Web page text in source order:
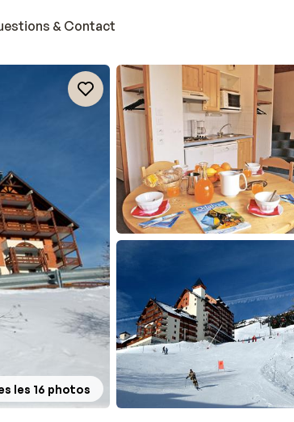
& Contact
les 16 photos